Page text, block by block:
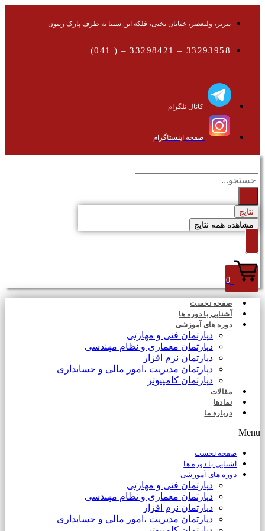
تبریز، ولیعصر، خیابان تختی، فلکه ابن سینا به طرف پارک زیتون
33293958 – 33298421 – ( 041)
کانال تلگرام
صفحه اینستاگرام
جستجو
...
نتایج
مشاهده همه نتایج
0
صفحه نخست
آشنایی با دوره ها
دوره های آموزشی
دپارتمان فنی و مهارتی
دپارتمان معماری و نظام مهندسی
دپارتمان نرم افزار
دپارتمان مدیریت ،امور مالی و حسابداری
دپارتمان کامپیوتر
مقالات
نمادها
درباره ما
Menu
صفحه نخست
آشنایی با دوره ها
دوره های آموزشی
دپارتمان فنی و مهارتی
دپارتمان معماری و نظام مهندسی
دپارتمان نرم افزار
دپارتمان مدیریت ،امور مالی و حسابداری